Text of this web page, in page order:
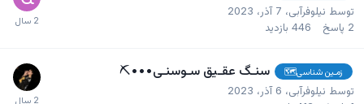
توسط نیلوفرآبی، 7 آذر، 2023
2 پاسخ 446 بازدید
زمـین شناسی🗺 سنـگ عقـیق سـوسنـی•••⛏️
توسط نیلوفرآبی، 6 آذر، 2023